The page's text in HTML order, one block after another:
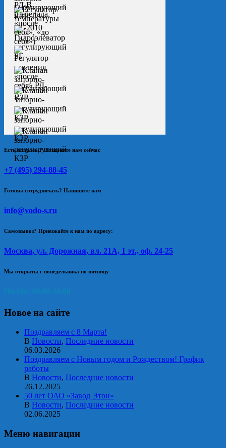
Есть вопросы? Позвоните нам сейчас
+7 (495) 294-88-45
Готовы сотрудничать? Напишите нам
info@vodo-s.ru
Самовывоз? Приезжайте к нам по адресу:
Москва, ул. Дорожная, вл. 21А, 1 эт., оф. 24-25
Мы открыты с понедельника по пятницу
Новое на сайте
Поздравляем с 8 Марта!
В Новости, Последние новости
06.03.2026
Поздравляем с Новым годом и Рождеством! График
работы
В Новости, Последние новости
26.12.2025
50 лет ОАО «Завод Этон»
В Новости, Последние новости
02.06.2025
Меню навигации